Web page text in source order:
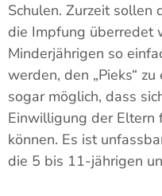
Schulen. Zurzeit
die Impfung überredet
Minderjährigen so
werden, den „Pieks“
sogar möglich, dass
Einwilligung der Eltern
können. Es ist
die 5 bis 11-jährigen